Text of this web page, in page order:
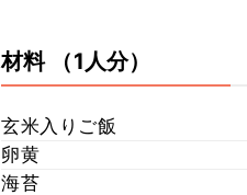
材料 （1人分）
玄米入りご飯
卵黄
海苔